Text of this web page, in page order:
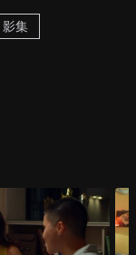
影集